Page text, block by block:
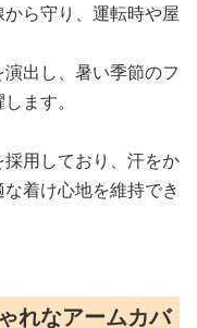
ら守り、運転時や屋
出し、暑い季節のフ
ます。
用しており、汗をか
着け心地を維持でき
れなアームカバ